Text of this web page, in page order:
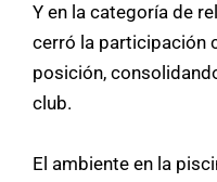
Y en la categoría de
cerró la participación
posición,
club.
El ambiente en la